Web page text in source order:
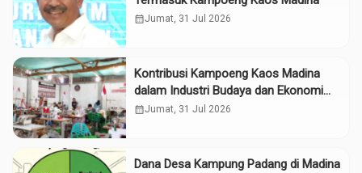
calendar_monthJumat, 31 Jul 2026
Kontribusi Kampoeng Kaos Madina
dalam Industri Budaya dan Ekonomi
Daerah
calendar_monthJumat, 31 Jul 2026
Dana Desa Kampung Padang di Madina